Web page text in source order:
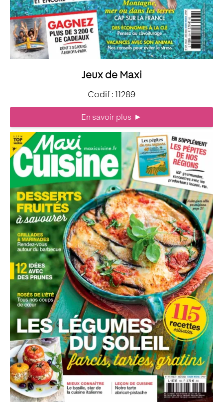
Jeux de Maxi
Codif : 11289
En savoir plus ►